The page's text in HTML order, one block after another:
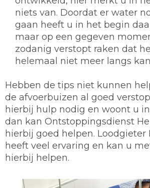
niets van. Doordat er water
gaan heeft u in het begin
maar op een gegeven
zodanig verstopt raken dat
helemaal niet meer langs
Hebben de tips niet kunnen
de afvoerbuizen al goed
hierbij hulp nodig en woont u
dan kan Ontstoppingsdienst
hierbij goed helpen. Loodgieter
heeft veel ervaring en kan u
hierbij helpen.